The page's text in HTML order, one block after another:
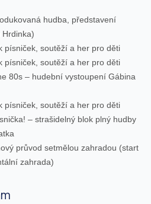
hudba, představení
písniček, soutěží a her pro děti
písniček, soutěží a her pro děti
80s – hudební vystoupení Gábina
písniček, soutěží a her pro děti
– strašidelný blok plný hudby
průvod setmělou zahradou (start
zahrada)